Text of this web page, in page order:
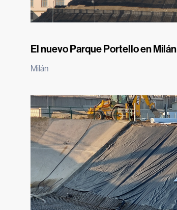
El nuevo Parque Portello en Milán
Milán